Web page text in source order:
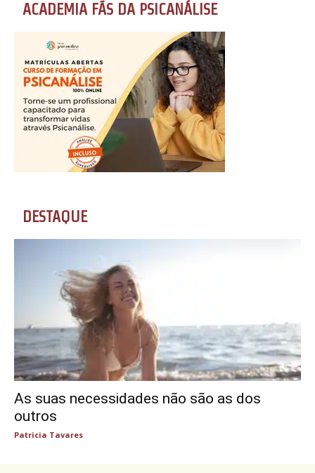
ACADEMIA FÃS DA PSICANÁLISE
DESTAQUE
As suas necessidades não são as dos
outros
Patricia Tavares